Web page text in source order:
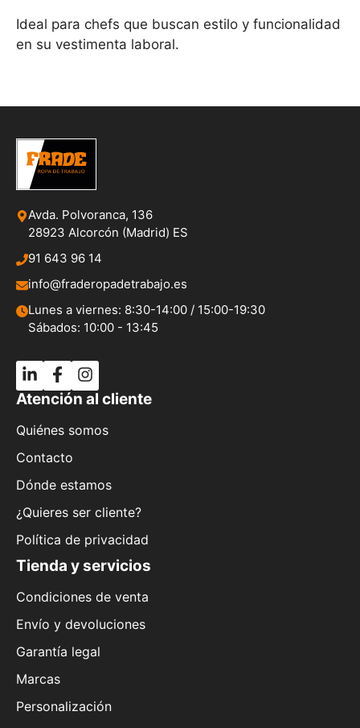
Ideal para chefs que buscan estilo y funcionalidad
en su vestimenta laboral.
Avda. Polvoranca, 136
28923 Alcorcón (Madrid) ES
91 643 96 14
info@fraderopadetrabajo.es
Lunes a viernes: 8:30-14:00 / 15:00-19:30
Sábados: 10:00 - 13:45
Atención al cliente
Quiénes somos
Contacto
Dónde estamos
¿Quieres ser cliente?
Política de privacidad
Tienda y servicios
Condiciones de venta
Envío y devoluciones
Garantía legal
Marcas
Personalización